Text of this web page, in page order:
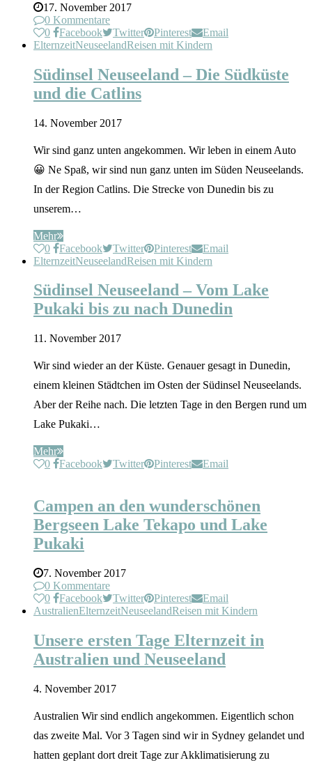
17. November 2017
0 Kommentare
0
Facebook Twitter Pinterest
Email
ElternzeitNeuseelandReisen mit Kindern
Südinsel Neuseeland – Die Südküste
und die Catlins
14. November 2017
Wir sind ganz unten angekommen. Wir leben in einem Auto
😀 Ne Spaß, wir sind nun ganz unten im Süden Neuseelands.
In der Region Catlins. Die Strecke von Dunedin bis zu
unserem…
Mehr
0
Facebook Twitter Pinterest
Email
ElternzeitNeuseelandReisen mit Kindern
Südinsel Neuseeland – Vom Lake
Pukaki bis zu nach Dunedin
11. November 2017
Wir sind wieder an der Küste. Genauer gesagt in Dunedin,
einem kleinen Städtchen im Osten der Südinsel Neuseelands.
Aber der Reihe nach. Die letzten Tage in den Bergen rund um
Lake Pukaki…
Mehr
0
Facebook Twitter Pinterest
Email
Campen an den wunderschönen
Bergseen Lake Tekapo und Lake
Pukaki
7. November 2017
0 Kommentare
0
Facebook Twitter Pinterest
Email
AustralienElternzeitNeuseelandReisen mit Kindern
Unsere ersten Tage Elternzeit in
Australien und Neuseeland
4. November 2017
Australien Wir sind endlich angekommen. Eigentlich schon
das zweite Mal. Vor 3 Tagen sind wir in Sydney gelandet und
hatten geplant dort dreit Tage zur Akklimatisierung zu